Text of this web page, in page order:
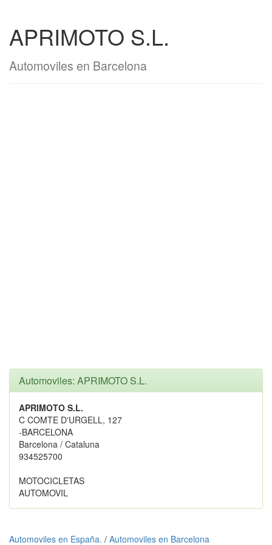
APRIMOTO S.L.
Automoviles en Barcelona
Automoviles: APRIMOTO S.L.
APRIMOTO S.L.
C COMTE D'URGELL, 127
-BARCELONA
Barcelona / Cataluna
934525700
MOTOCICLETAS
AUTOMOVIL
Automoviles en España. / Automoviles en Barcelona